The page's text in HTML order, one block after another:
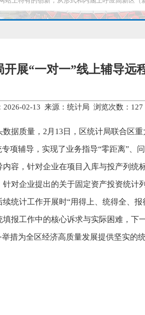
开展“一对一”线上辅导远
2026-02-13 来源：统计局 浏览次数： 127
据质量，2月13日，区统计局联合区
项辅导，实现了业务指导“零距离”、问
容，针对企业在项目入库与投产列
对企业提出的关于固定资产投资统计
统计工作开展时“用得上、统得全、报
报工作中的核心诉求与实际困难，
措为全区经济高质量发展提供坚实的统